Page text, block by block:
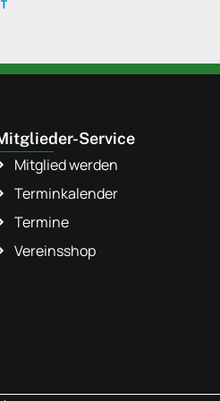
Service
Mitglied werden
Terminkalender
Termine
Vereinsshop